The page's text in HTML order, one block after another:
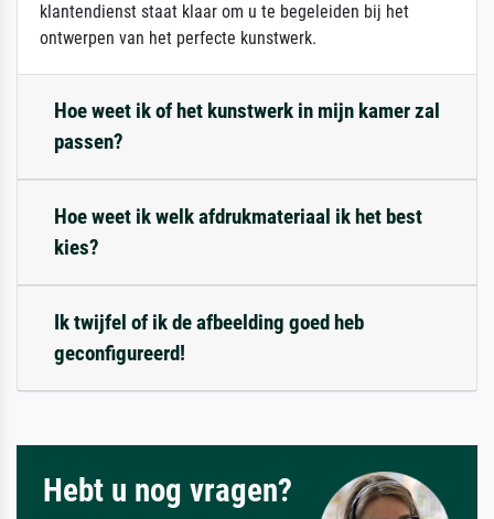
klantendienst staat klaar om u te begeleiden bij het
ontwerpen van het perfecte kunstwerk.
Hoe weet ik of het kunstwerk in mijn kamer zal
passen?
Hoe weet ik welk afdrukmateriaal ik het best
kies?
Ik twijfel of ik de afbeelding goed heb
geconfigureerd!
Hebt u nog vragen?